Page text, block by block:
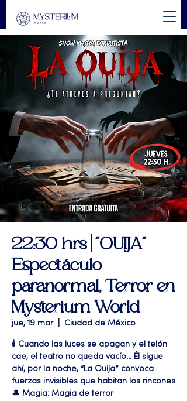
22:30 hrs | "OUIJA"
Espectáculo
paranormal, Terror en
Mysterium World
jue, 19 mar
  |
Ciudad de México
🕯️ Cuando las luces se apagan y el telón
cae, el teatro no queda vacío... Él sigue
ahí, por la noche, “La Ouija” convoca
fuerzas invisibles que habitan los rincones
🎩 Magia: Magia de terror